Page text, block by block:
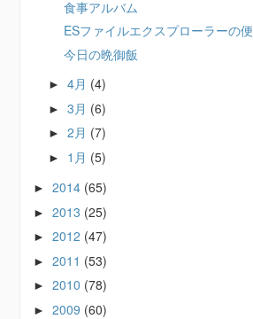
食事アルバム
ESファイルエクスプローラーの
今日の晩御飯
►4月 (4)
►3月 (6)
►2月 (7)
► 1月 (5)
►2014 (65)
►2013 (25)
►2012 (47)
►2011 (53)
►2010 (78)
►2009 (60)